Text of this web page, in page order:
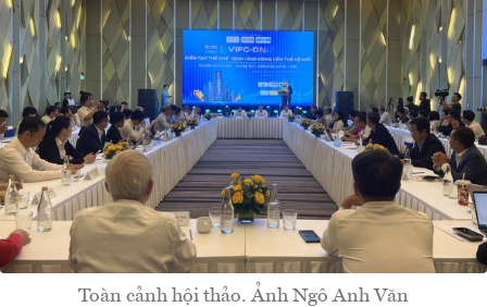
Toàn cảnh hội thảo. Ảnh Ngô Anh Văn